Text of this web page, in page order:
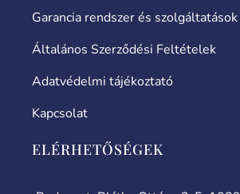
Garancia rendszer és szolgáltatások
Általános Szerződési Feltételek
Adatvédelmi tájékoztató
Kapcsolat
ELÉRHETŐSÉGEK